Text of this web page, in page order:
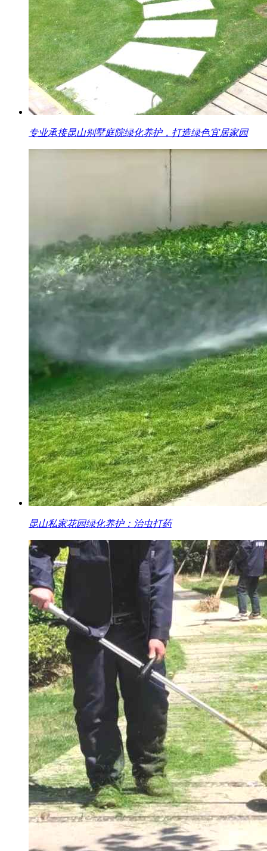
专业承接昆山别墅庭院绿化养护，打造绿色宜居家园
昆山私家花园绿化养护：治虫打药